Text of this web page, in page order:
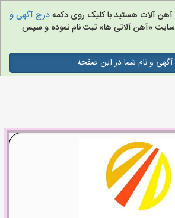
آهن آلاتی های شهرها
آلات هستید با کلیک روی دکمهدرج آگهی و
«آهن آلاتی ها» ثبت نام نموده و سپس
و نام شما در این صفحه